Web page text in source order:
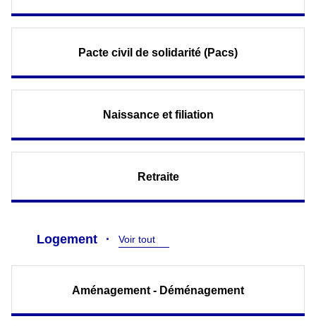
Pacte civil de solidarité (Pacs)
Naissance et filiation
Retraite
Logement Voir tout
Aménagement - Déménagement